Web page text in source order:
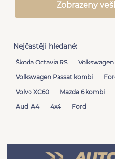
Zobrazeny
Nejčastěji hledané:
Škoda Octavia RS
Volkswagen
Volkswagen Passat kombi
Volvo XC60
Mazda 6 kombi
Audi A4
4x4 Ford